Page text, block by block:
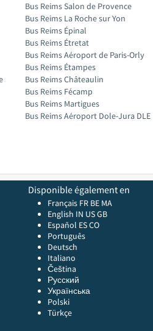
Bus Reims Salon de Provence
Bus Reims La Roche sur Yon
Bus Reims Épinal
Bus Reims Étretat
Bus Reims Aéroport de Paris-Orly
Bus Reims Étampes
Bus Reims Châteaulin
Bus Reims Fécamp
Bus Reims Martigues
Bus Reims Aéroport Dole-Jura DLE
Disponible également en
Français FR BE MA
English IN USGB
Español ESCO
Português
Deutsch
Italiano
Čeština
Русский
Українська
Polski
Türkçe